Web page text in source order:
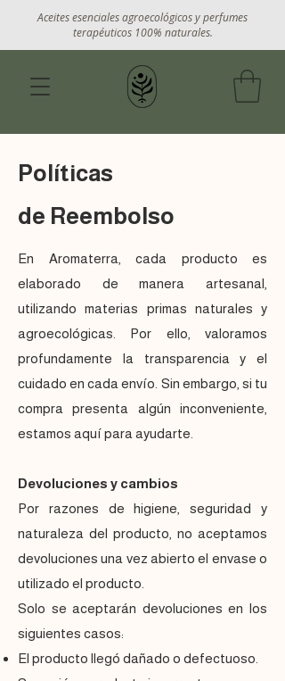
Aceites esenciales agroecológicos y perfumes
terapéuticos 100% naturales.
Políticas
de Reembolso
En Aromaterra, cada producto es
elaborado de manera artesanal,
utilizando materias primas naturales y
agroecológicas. Por ello, valoramos
profundamente la transparencia y el
cuidado en cada envío. Sin embargo, si tu
compra presenta algún inconveniente,
estamos aquí para ayudarte.
Devoluciones y cambios
Por razones de higiene, seguridad y
naturaleza del producto, no aceptamos
devoluciones una vez abierto el envase o
utilizado el producto.
Solo se aceptarán devoluciones en los
siguientes casos:
El producto llegó dañado o defectuoso.